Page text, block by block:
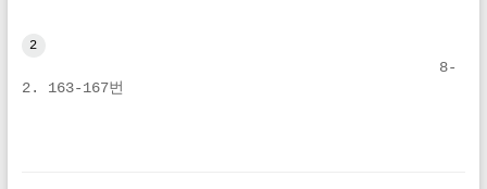
2
8-
2. 163-167번